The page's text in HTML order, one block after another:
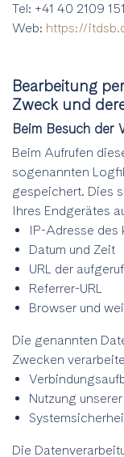
Tel: +41 40 2109
Web: https://
Bearbeitung
Zweck und
Beim Besuch der
Beim Aufrufen
sogenannten
gespeichert. Dies
Ihres Endgerätes
IP-Adresse des
Datum und Zeit
URL der
Referrer-URL
Browser und
Die genannten
Zwecken
Nutzung
Die